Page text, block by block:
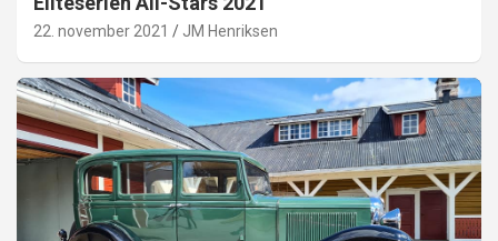
22. november 2021 JM Henriksen